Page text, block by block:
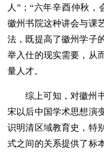
人”；“六年辛酉仲秋，
徽州书院这种讲会与课
法，既提高了徽州学子
举入仕的现实需要，从
量人才。
综上可知，对徽州
宋以后中国学术思想演
识明清区域教育史，特
式之间的关系提供了标